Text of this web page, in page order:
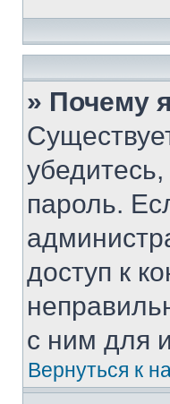
» Почему
пароль.
доступ к
с ним для
Вернуться к